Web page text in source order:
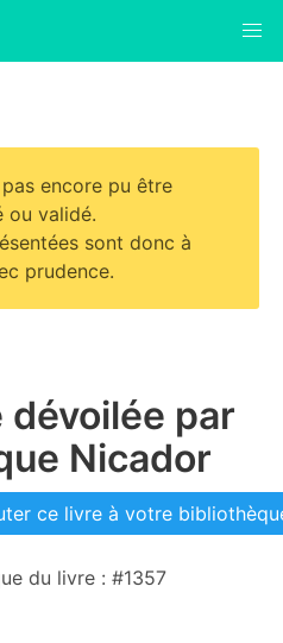
encore pu être
ou validé.
sont donc à
prudence.
dévoilée par
Nicador
ce livre à votre
du livre : #1357